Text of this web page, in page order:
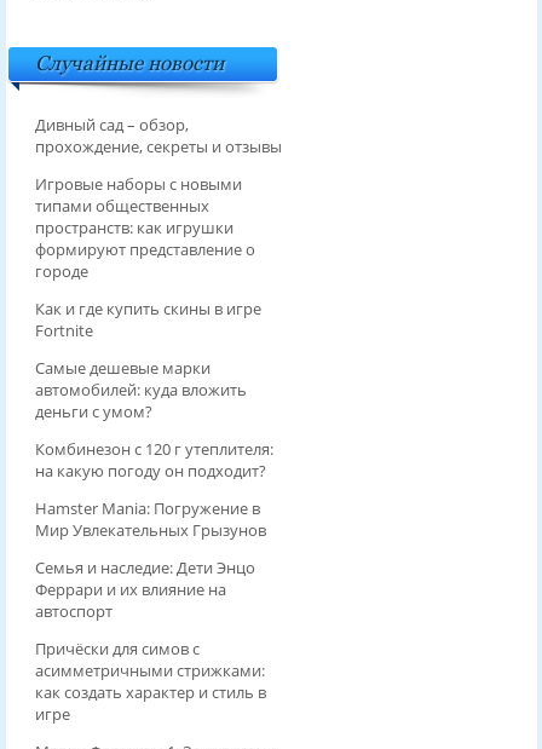
Случайные новости
Дивный сад – обзор,
прохождение, секреты и отзывы
Игровые наборы с новыми
типами общественных
пространств: как игрушки
формируют представление о
городе
Как и где купить скины в игре
Fortnite
Самые дешевые марки
автомобилей: куда вложить
деньги с умом?
Комбинезон с 120 г утеплителя:
на какую погоду он подходит?
Hamster Mania: Погружение в
Мир Увлекательных Грызунов
Семья и наследие: Дети Энцо
Феррари и их влияние на
автоспорт
Причёски для симов с
асимметричными стрижками:
как создать характер и стиль в
игре